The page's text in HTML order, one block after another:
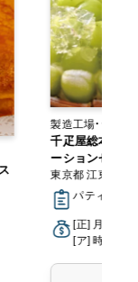
千疋屋総本店
ーションセンタ
東京都 江東区
パティシエ
[正] 月給
[ア] 時給